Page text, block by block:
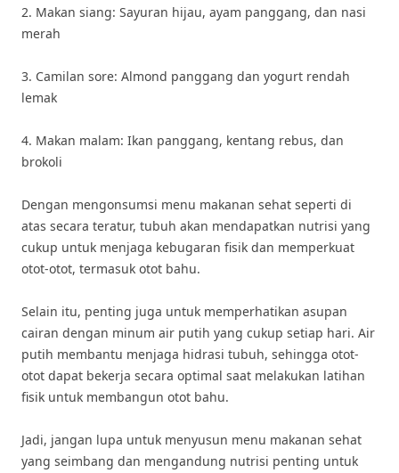
2. Makan siang: Sayuran hijau, ayam panggang, dan nasi
merah
3. Camilan sore: Almond panggang dan yogurt rendah
lemak
4. Makan malam: Ikan panggang, kentang rebus, dan
brokoli
Dengan mengonsumsi menu makanan sehat seperti di
atas secara teratur, tubuh akan mendapatkan nutrisi yang
cukup untuk menjaga kebugaran fisik dan memperkuat
otot-otot, termasuk otot bahu.
Selain itu, penting juga untuk memperhatikan asupan
cairan dengan minum air putih yang cukup setiap hari. Air
putih membantu menjaga hidrasi tubuh, sehingga otot-
otot dapat bekerja secara optimal saat melakukan latihan
fisik untuk membangun otot bahu.
Jadi, jangan lupa untuk menyusun menu makanan sehat
yang seimbang dan mengandung nutrisi penting untuk